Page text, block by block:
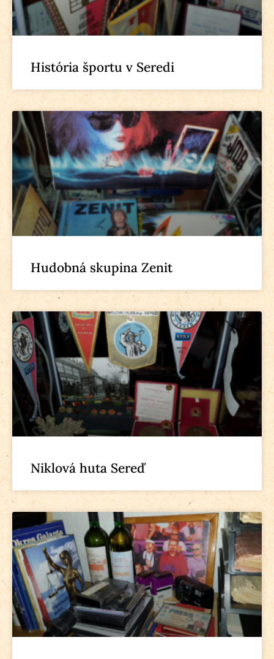
História športu v Seredi
Hudobná skupina Zenit
Niklová huta Sereď